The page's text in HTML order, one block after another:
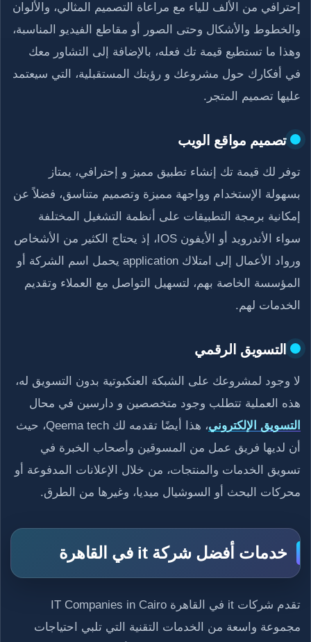
إحترافي من الألف للياء مع مراعاة التصميم المثالي، والألوان
والخطوط والأشكال وحتى الصور أو مقاطع الفيديو المناسبة،
وهذا ما تستطيع قيمة تك فعله، بالإضافة إلى التشاور معك
في أفكارك حول مشروعك و رؤيتك المستقبلية، التي سيعتمد
عليها تصميم المتجر.
تصميم مواقع الويب
توفر لك قيمة تك إنشاء تطبيق مميز و إحترافي، يمتاز
بسهولة الإستخدام وواجهة مميزة وتصميم متناسق، فضلاً عن
إمكانية برمجة التطبيقات على أنظمة التشغيل المختلفة
سواء الأندرويد أو الأيفون IOS، إذ يحتاج الكثير من الأشخاص
ورواد الأعمال إلى امتلاك application يحمل اسم الشركة أو
المؤسسة الخاصة بهم، لتسهيل التواصل مع العملاء وتقديم
الخدمات لهم.
التسويق الرقمي
لا وجود لمشروعك على الشبكة العنكبوتية بدون التسويق له،
هذه العملية تتطلب وجود متخصصين و دارسين في محال
التسويق الإلكتروني
، هذا أيضًا تقدمه لك Qeema tech، حيث
أن لديها فريق عمل من المسوقين وأصحاب الخبرة في
تسويق الخدمات والمنتجات، من خلال الإعلانات المدفوعة أو
محركات البحث أو السوشيال ميديا، وغيرها من الطرق.
خدمات أفضل شركة it في القاهرة
تقدم شركات it في القاهرة IT Companies in Cairo
مجموعة واسعة من الخدمات التقنية التي تلبي احتياجات